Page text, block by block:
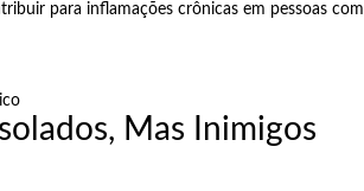
para inflamações crônicas em pessoas com
Mas Inimigos